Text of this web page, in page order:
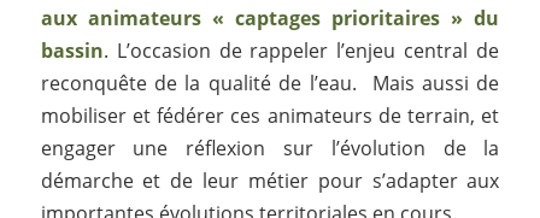
aux animateurs « captages prioritaires » du
bassin. L’occasion de rappeler l’enjeu central de
reconquête de la qualité de l’eau. Mais aussi de
mobiliser et fédérer ces animateurs de terrain, et
engager une réflexion sur l’évolution de la
démarche et de leur métier pour s’adapter aux